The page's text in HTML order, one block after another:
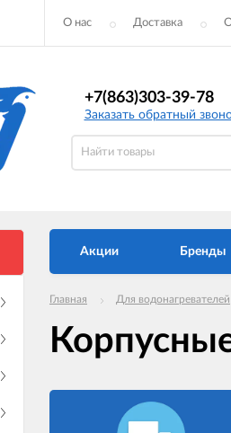
О нас Доставка
+7(863)303-39-78
Заказать обратный
Акции Бренды
Главная Для водонагревателей